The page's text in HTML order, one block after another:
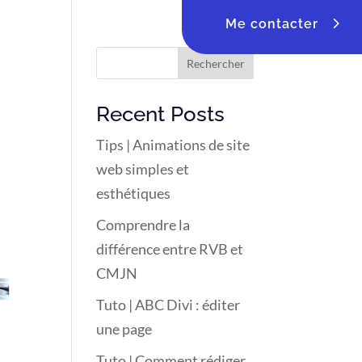
Me contacter
Rechercher
Recent Posts
Tips | Animations de site
web simples et
esthétiques
Comprendre la
différence entre RVB et
CMJN
Tuto | ABC Divi : éditer
une page